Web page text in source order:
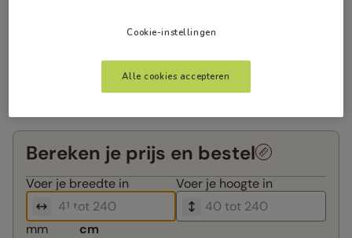
Bereken je prijs en bestel
Voer je breedte in Voer je hoogte in
mm cm
Cookie-instellingen
Alle cookies accepteren